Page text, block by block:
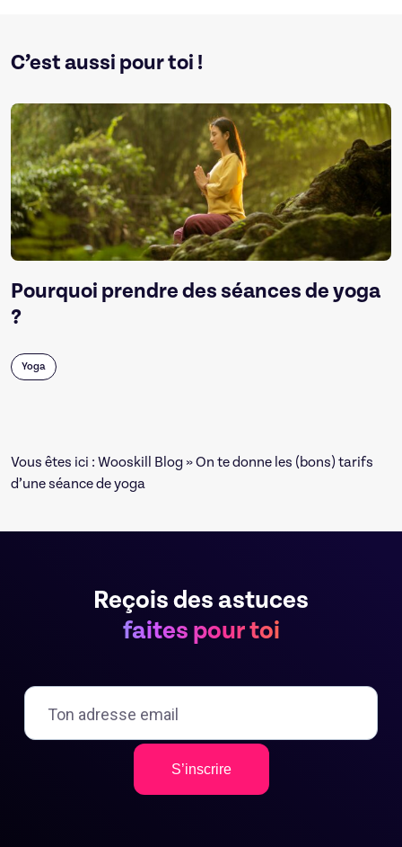
C’est aussi pour toi !
Pourquoi prendre des séances de yoga
?
Yoga
Vous êtes ici : Wooskill Blog » On te donne les (bons) tarifs
d’une séance de yoga
Reçois des astuces
faites pour toi
S’inscrire